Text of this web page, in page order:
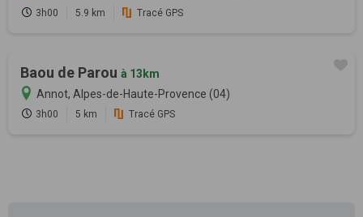
3h00 5.9 km Tracé GPS
Baou de Parou à 13km
Annot, Alpes-de-Haute-Provence (04)
3h00 5 km Tracé GPS